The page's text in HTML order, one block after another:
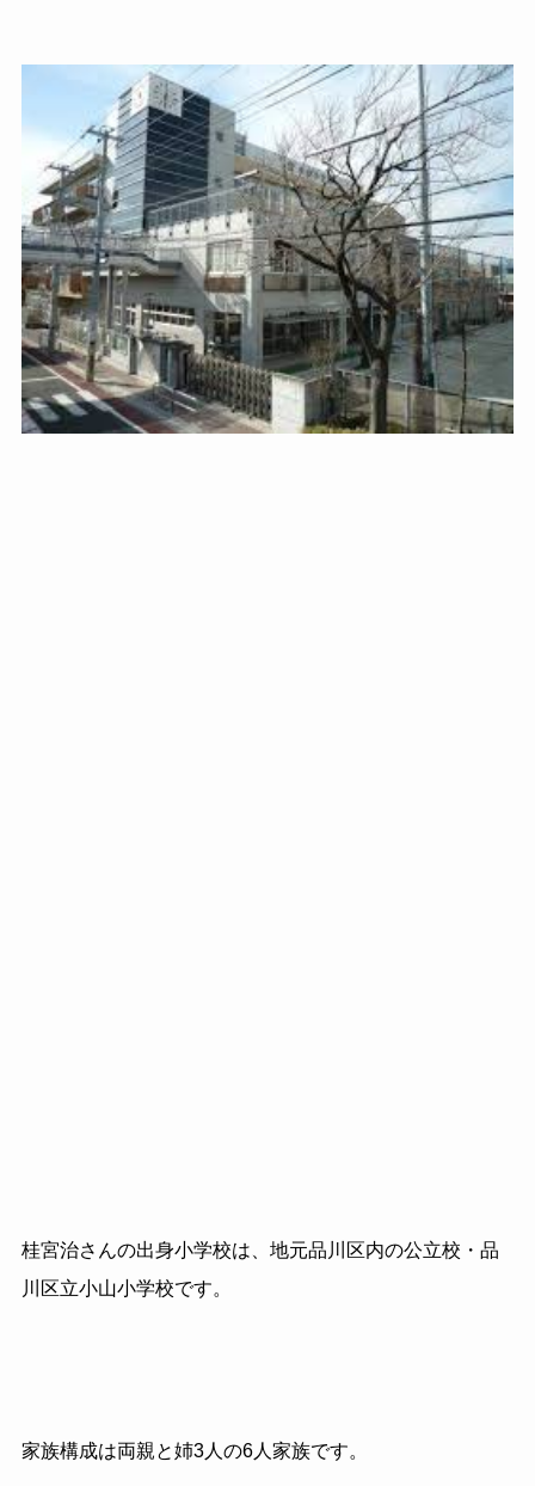
桂宮治さんの出身小学校は、地元品川区内の公立校・品
川区立小山小学校です。
家族構成は両親と姉3人の6人家族です。